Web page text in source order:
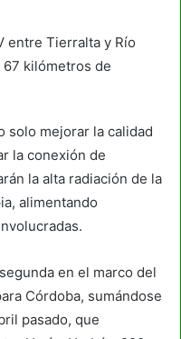
entre Tierralta y Río
67 kilómetros de
solo mejorar la calidad
la conexión de
la alta radiación de la
alimentando
en el marco del
Córdoba, sumándose
pasado, que